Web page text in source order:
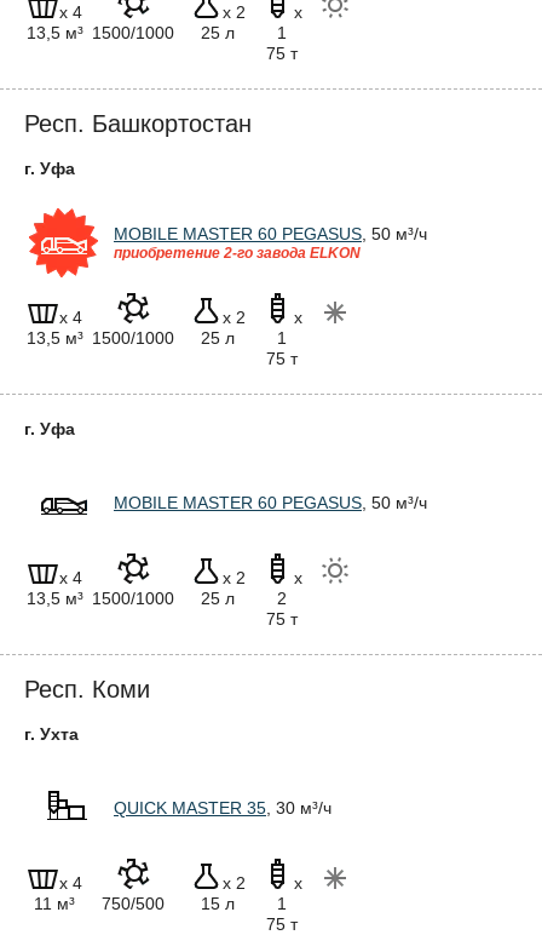
x 4
13,5 м³ 1500/1000
x 2
25 л
x
1
75 т
Респ. Башкортостан
г. Уфа
MOBILE MASTER 60 PEGASUS , 50 м³/ч
приобретение 2-го завода ELKON
x 4
13,5 м³ 1500/1000
x 2
25 л
x
1
75 т
г. Уфа
MOBILE MASTER 60 PEGASUS , 50 м³/ч
x 4
13,5 м³ 1500/1000
x 2
25 л
x
2
75 т
Респ. Коми
г. Ухта
QUICK MASTER 35 , 30 м³/ч
x 4
11 м³
750/500
x 2
15 л
x
1
75 т